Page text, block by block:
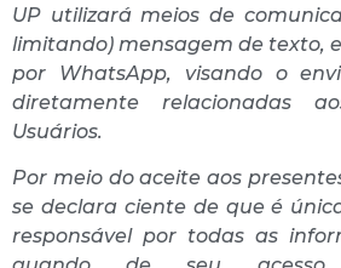
UP utilizará meios de
limitando) mensagem de texto,
por WhatsApp, visando o
diretamente relacionadas
Usuários.
Por meio do aceite aos
se declara ciente de que é
responsável por todas as